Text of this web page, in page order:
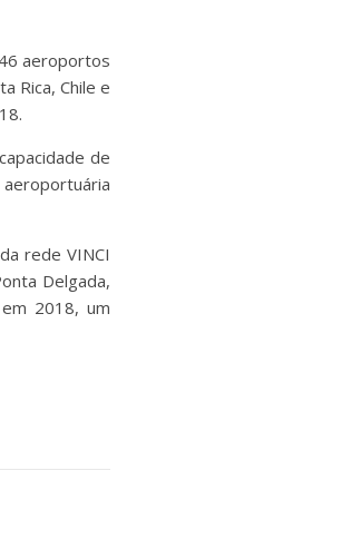
aeroportos
Rica, Chile e
de
rede VINCI
Delgada,
2018, um